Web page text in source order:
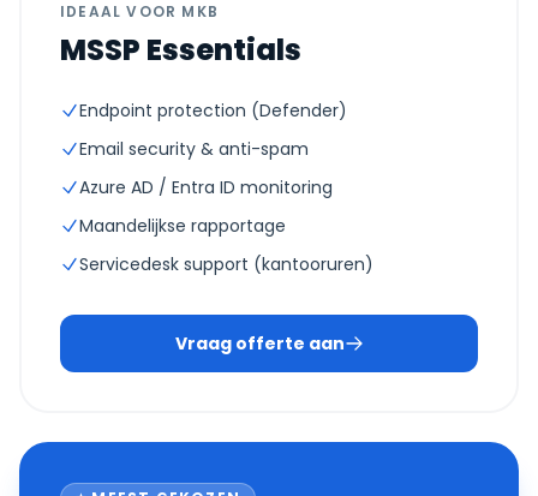
IDEAAL VOOR MKB
MSSP Essentials
Endpoint protection (Defender)
Email security & anti-spam
Azure AD / Entra ID monitoring
Maandelijkse rapportage
Servicedesk support (kantooruren)
Vraag offerte aan